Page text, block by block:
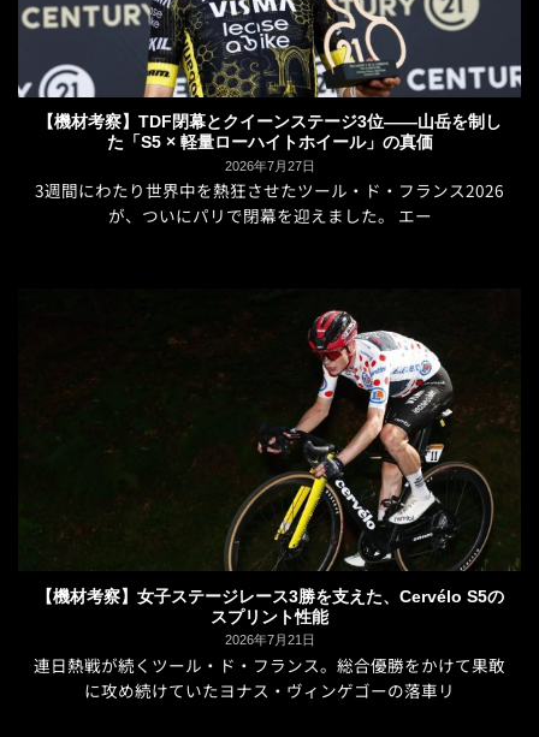
【機材考察】TDF閉幕とクイーンステージ3位——山岳を制し
た「S5 × 軽量ローハイトホイール」の真価
2026年7月27日
3週間にわたり世界中を熱狂させたツール・ド・フランス2026
が、ついにパリで閉幕を迎えました。 エー
【機材考察】女子ステージレース3勝を支えた、Cervélo S5の
スプリント性能
2026年7月21日
連日熱戦が続くツール・ド・フランス。総合優勝をかけて果敢
に攻め続けていたヨナス・ヴィンゲゴーの落車リ